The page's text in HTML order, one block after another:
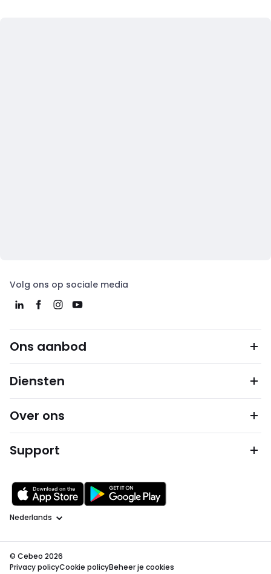
Volg ons op sociale media
Ons aanbod
Diensten
Over ons
Support
Taal
© Cebeo 2026
Privacy policyCookie policyBeheer je cookies